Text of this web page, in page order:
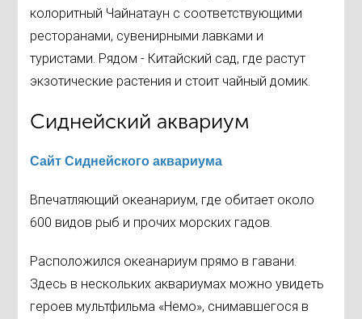
колоритный Чайнатаун c соответствующими
ресторанами, сувенирными лавками и
туристами. Рядом - Китайский сад, где растут
экзотические растения и стоит чайный домик.
Сиднейский аквариум
Сайт Сиднейского аквариума
Впечатляющий океанариум, где обитает около
600 видов рыб и прочих морских гадов.
Расположился океанариум прямо в гавани.
Здесь в нескольких аквариумах можно увидеть
героев мультфильма «Немо», снимавшегося в